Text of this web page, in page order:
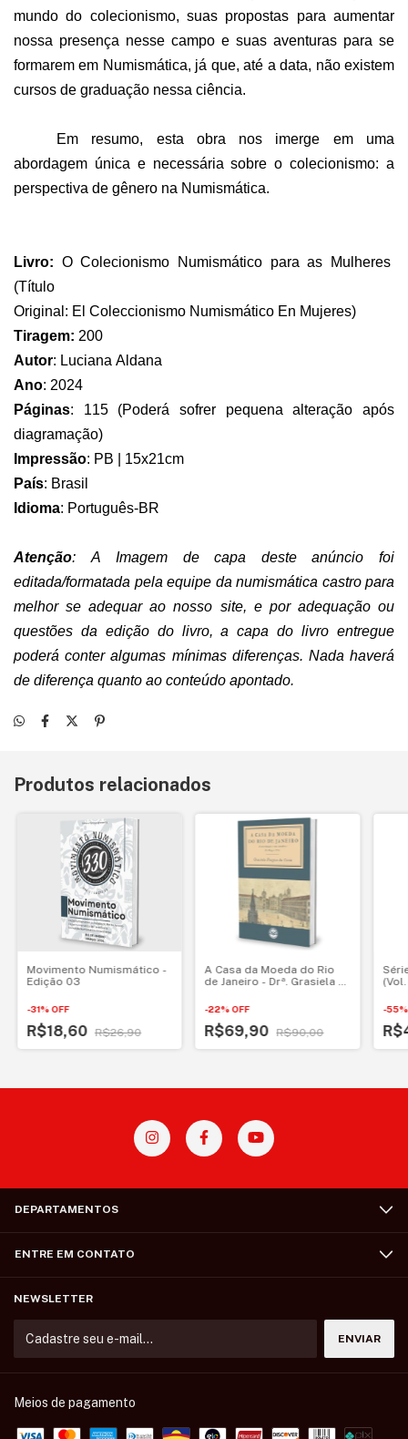
mundo do colecionismo, suas propostas para aumentar
nossa presença nesse campo e suas aventuras para se
formarem em Numismática, já que, até a data, não existem
cursos de graduação nessa ciência.
Em resumo, esta obra nos imerge em uma
abordagem única e necessária sobre o colecionismo: a
perspectiva de gênero na Numismática.
Livro: O Colecionismo Numismático para as
Mulheres
(Título
Original: El Coleccionismo Numismático En Mujeres)
Tiragem: 200
Autor: Luciana Aldana
Ano: 2024
Páginas: 115 (Poderá sofrer pequena alteração após
diagramação)
Impressão: PB | 15x21cm
País: Brasil
Idioma: Português-BR
Atenção: A Imagem de capa deste anúncio foi
editada/formatada pela equipe da numismática castro para
melhor se adequar ao nosso site, e por adequação ou
questões da edição do livro, a capa do livro entregue
poderá conter algumas mínimas diferenças. Nada haverá
de diferença quanto ao conteúdo apontado.
Produtos relacionados
Movimento Numismático -
Edição 03
-31%OFF
R$18,60 R$26,90
A Casa da Moeda do Rio
de Janeiro - Drª. Grasiela F.
-22%OFF
R$69,90 R$90,00
-55
DEPARTAMENTOS
ENTRE EM CONTATO
NEWSLETTER
Meios de pagamento